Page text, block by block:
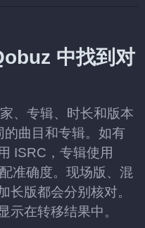
中找到对
、专辑、时长和版本
曲目和专辑。如有
ISRC，专辑使用
准确度。现场版、混
长版都会分别核对。
示在转移结果中。